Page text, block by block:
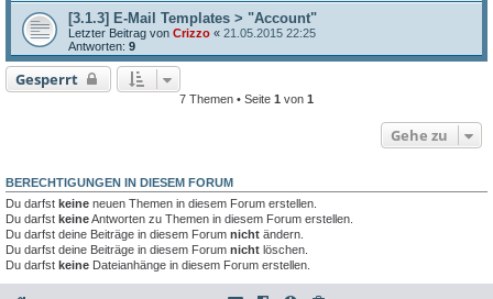
[3.1.3] E-Mail Templates > "Account"
Letzter Beitrag von Crizzo « 21.05.2015 22:25
Antworten: 9
Gesperrt
7 Themen • Seite 1 von 1
Gehe zu
BERECHTIGUNGEN IN DIESEM FORUM
Du darfst keine neuen Themen in diesem Forum erstellen.
Du darfst keineAntworten zu Themen in diesem Forum erstellen.
Du darfst deine Beiträge in diesem Forum nicht ändern.
Du darfst deine Beiträge in diesem Forum nicht löschen.
Du darfst keine Dateianhänge in diesem Forum erstellen.